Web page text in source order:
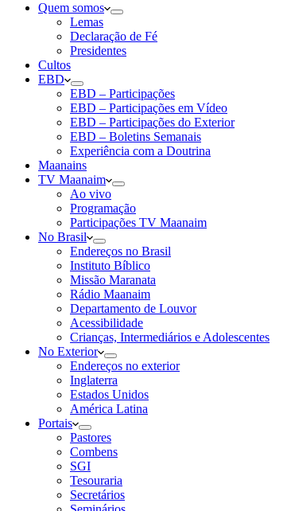
Quem somos
Lemas
Declaração de Fé
Presidentes
Cultos
EBD
EBD – Participações
EBD – Participações em Vídeo
EBD – Participações do Exterior
EBD – Boletins Semanais
Experiência com a Doutrina
Maanains
TV Maanaim
Ao vivo
Programação
Participações TV Maanaim
No Brasil
Endereços no Brasil
Instituto Bíblico
Missão Maranata
Rádio Maanaim
Departamento de Louvor
Acessibilidade
Crianças, Intermediários e Adolescentes
No Exterior
Endereços no exterior
Inglaterra
Estados Unidos
América Latina
Portais
Pastores
Combens
SGI
Tesouraria
Secretários